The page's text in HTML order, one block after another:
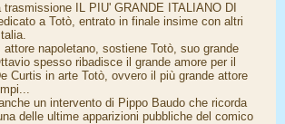
trasmissione IL PIU' GRANDE ITALIANO DI
a Totò, entrato in finale insime con altri
napoletano, sostiene Totò, suo grande
spesso ribadisce il grande amore per il
Curtis in arte Totò, ovvero il più grande attore
un intervento di Pippo Baudo che ricorda
delle ultime apparizioni pubbliche del comico